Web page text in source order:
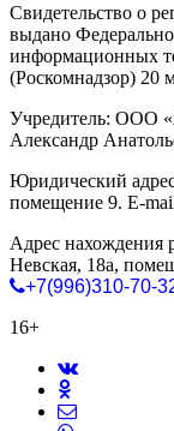
Свидетельство о
выдано
информационных
(Роскомнадзор) 20
Учредитель: ООО
Александр
Юридический
помещение 9. E-
Адрес нахождения
Невская, 18а,
+7(996)310-70-
16+